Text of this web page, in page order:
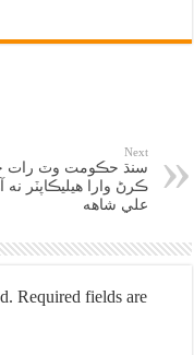
Next
سنڌ حڪومت وٽ رات
ڪرڻ وارا هيليڪاپٽر نه
علي شاهه
Required fields are